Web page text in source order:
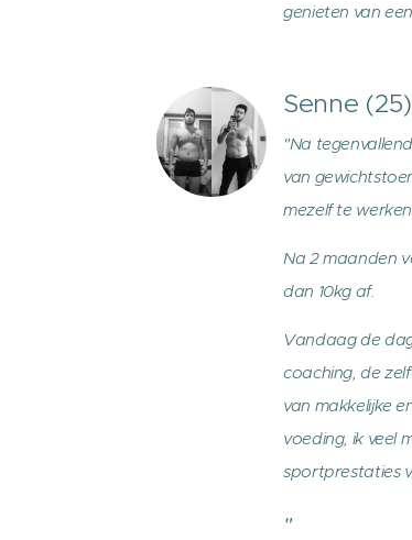
genieten van
Senne (25)
"Na
van
mezelf te
Na 2 maanden
dan 10kg af.
Vandaag de
coaching, de
van makkelijke
voeding, ik veel
sportprestaties
"